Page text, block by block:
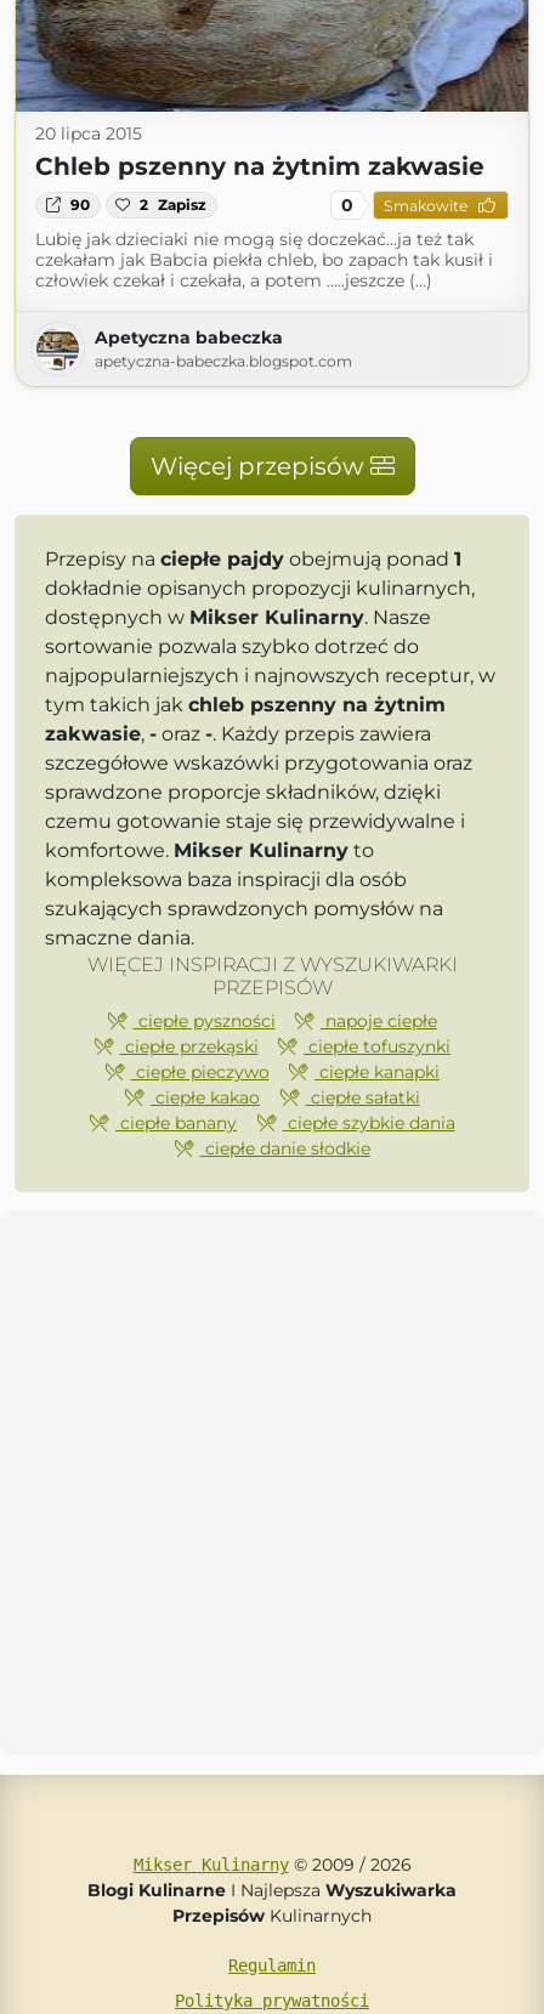
20 lipca 2015
Chleb pszenny na żytnim zakwasie
90 2 Zapisz 0 Smakowite
Lubię jak dzieciaki nie mogą się doczekać...ja też tak
czekałam jak Babcia piekła chleb, bo zapach tak kusił i
człowiek czekał i czekała, a potem .....jeszcze (...)
Apetyczna babeczka
apetyczna-babeczka.blogspot.com
Więcej przepisów
Przepisy na ciepłe pajdy obejmują ponad 1
dokładnie opisanych propozycji kulinarnych,
dostępnych w Mikser Kulinarny. Nasze
sortowanie pozwala szybko dotrzeć do
najpopularniejszych i najnowszych receptur, w
tym takich jak chleb pszenny na żytnim
zakwasie, - oraz -. Każdy przepis zawiera
szczegółowe wskazówki przygotowania oraz
sprawdzone proporcje składników, dzięki
czemu gotowanie staje się przewidywalne i
komfortowe. Mikser Kulinarny to
kompleksowa baza inspiracji dla osób
szukających sprawdzonych pomysłów na
smaczne dania.
WIĘCEJ INSPIRACJI Z WYSZUKIWARKI
PRZEPISÓW
ciepłe pyszności
napoje ciepłe
ciepłe przekąski
ciepłe tofuszynki
ciepłe pieczywo
ciepłe kanapki
ciepłe kakao
ciepłe sałatki
ciepłe banany
ciepłe szybkie dania
ciepłe danie słodkie
Mikser Kulinarny© 2009 / 2026
Blogi Kulinarne I Najlepsza Wyszukiwarka
Przepisów Kulinarnych
Regulamin
Polityka prywatności